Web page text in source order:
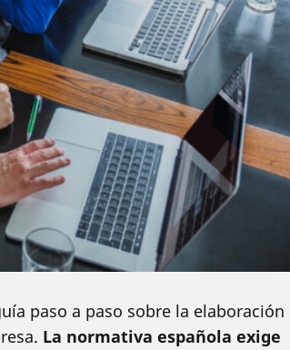
paso a paso sobre la elaboración
La normativa española exige